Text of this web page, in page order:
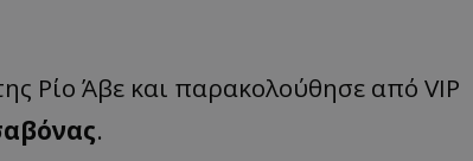
Ρίο Άβε και παρακολούθησε από VIP
.